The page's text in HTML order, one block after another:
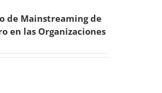
de Mainstreaming de
en las Organizaciones